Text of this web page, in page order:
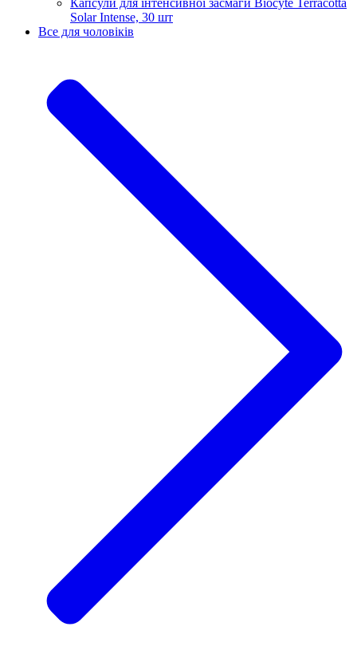
Solar Intense, 30 шт
Все для чоловіків